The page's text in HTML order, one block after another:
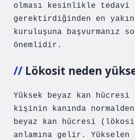
olması kesinlikle tedavi
gerektirdiğinden en
kuruluşuna başvurmanız
önemlidir.
Lökosit neden
Yüksek beyaz kan
kişinin kanında
beyaz kan hücresi
anlamına gelir. Yükselen